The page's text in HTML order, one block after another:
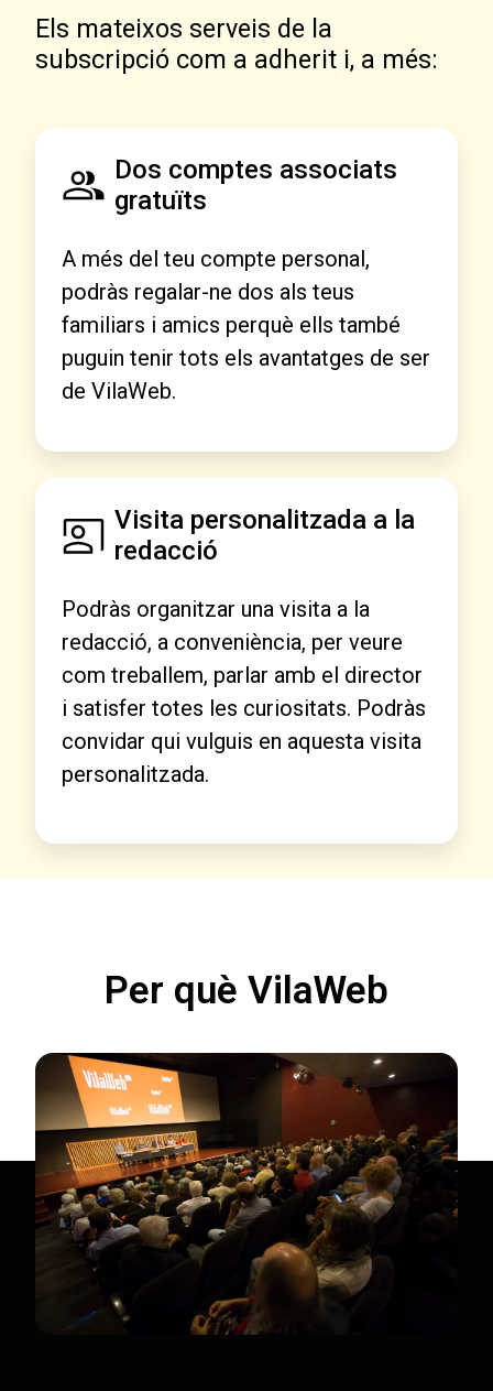
Els mateixos serveis de la
subscripció com a adherit i, a més:
Dos comptes associats
gratuïts
A més del teu compte personal,
podràs regalar-ne dos als teus
familiars i amics perquè ells també
puguin tenir tots els avantatges de ser
de VilaWeb.
Visita personalitzada a la
redacció
Podràs organitzar una visita a la
redacció, a conveniència, per veure
com treballem, parlar amb el director
i satisfer totes les curiositats. Podràs
convidar qui vulguis en aquesta visita
personalitzada.
Per què VilaWeb